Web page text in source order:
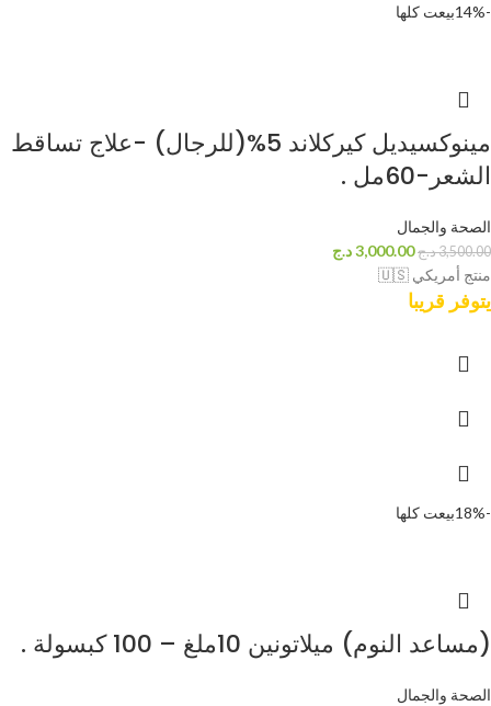
-14% بيعت كلها
مينوكسيديل كيركلاند 5%(للرجال) -علاج تساقط
الشعر-60مل .
الصحة والجمال
3,500.00د.ج 3,000.00د.ج
منتج أمريكي 🇺🇸
يتوفر قريبا
-18% بيعت كلها
(مساعد النوم) ميلاتونين 10ملغ – 100 كبسولة .
الصحة والجمال